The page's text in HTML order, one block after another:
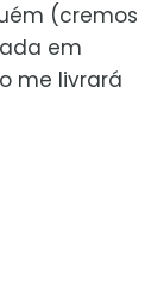
(cremos
em
me livrará